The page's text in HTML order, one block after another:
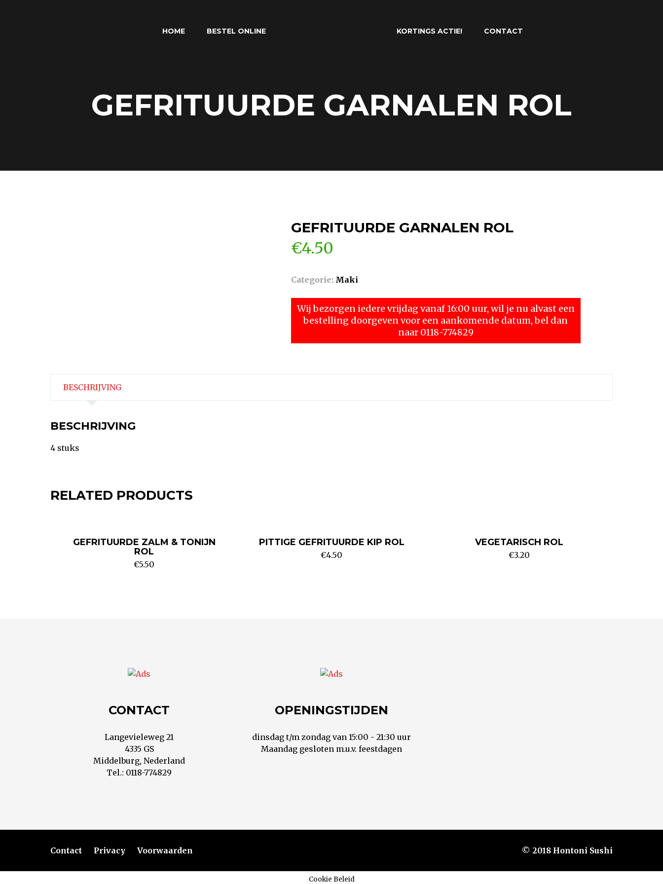
HOME BESTEL ONLINE KORTINGS ACTIE! CONTACT
GEFRITUURDE GARNALEN ROL
GEFRITUURDE GARNALEN ROL
€4.50
Categorie: Maki
Wij bezorgen iedere vrijdag vanaf 16:00 uur, wil je nu alvast een
bestelling doorgeven voor een aankomende datum, bel dan
naar 0118-774829
BESCHRIJVING
BESCHRIJVING
4 stuks
RELATED PRODUCTS
GEFRITUURDE ZALM & TONIJN
ROL
€5.50
PITTIGE GEFRITUURDE KIP ROL
€4.50
VEGETARISCH ROL
€3.20
CONTACT
Langevieleweg 21
4335 GS
Middelburg, Nederland
Tel.: 0118-774829
OPENINGSTIJDEN
dinsdag t/m zondag van 15:00 - 21:30 uur
Maandag gesloten m.u.v. feestdagen
Contact Privacy Voorwaarden © 2018 Hontoni Sushi
Cookie Beleid